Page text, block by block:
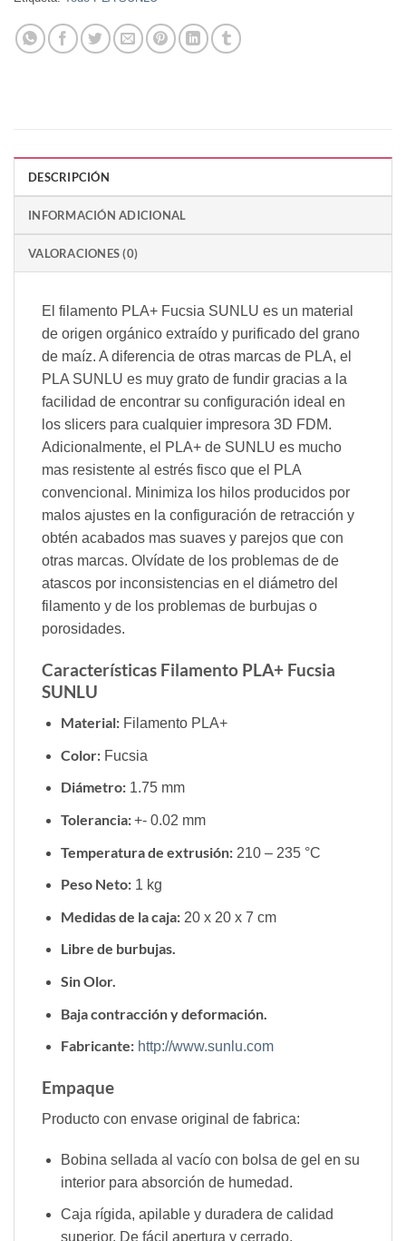
DESCRIPCIÓN
INFORMACIÓN ADICIONAL
VALORACIONES (0)
El filamento PLA+ Fucsia SUNLU es un material
de origen orgánico extraído y purificado del grano
de maíz. A diferencia de otras marcas de PLA, el
PLA SUNLU es muy grato de fundir gracias a la
facilidad de encontrar su configuración ideal en
los slicers para cualquier impresora 3D FDM.
Adicionalmente, el PLA+ de SUNLU es mucho
mas resistente al estrés fisco que el PLA
convencional. Minimiza los hilos producidos por
malos ajustes en la configuración de retracción y
obtén acabados mas suaves y parejos que con
otras marcas. Olvídate de los problemas de de
atascos por inconsistencias en el diámetro del
filamento y de los problemas de burbujas o
porosidades.
Características Filamento PLA+ Fucsia
SUNLU
Material:Filamento PLA+
Color:Fucsia
Diámetro:1.75 mm
Tolerancia:+- 0.02 mm
Temperatura de extrusión:210 – 235 °C
Peso Neto:1 kg
Medidas de la caja:20 x 20 x 7 cm
Libre de burbujas.
Sin Olor.
Baja contracción y deformación.
Fabricante: http://www.sunlu.com
Empaque
Producto con envase original de fabrica:
Bobina sellada al vacío con bolsa de gel en su
interior para absorción de humedad.
Caja rígida, apilable y duradera de calidad
superior. De fácil apertura y cerrado.